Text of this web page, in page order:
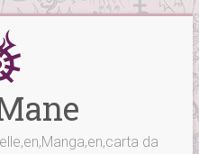
da